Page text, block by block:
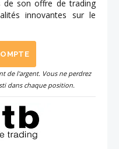
de son offre de trading
innovantes sur le
de l'argent. Vous ne perdrez
dans chaque position.